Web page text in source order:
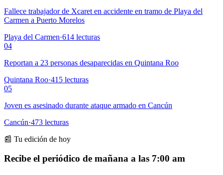
Fallece trabajador de Xcaret en accidente en tramo de Playa del
Carmen a Puerto Morelos
Playa del Carmen·614 lecturas
04
Reportan a 23 personas desaparecidas en Quintana Roo
Quintana Roo·415 lecturas
05
Joven es asesinado durante ataque armado en Cancún
Cancún·473 lecturas
📰 Tu edición de hoy
Recibe el periódico de mañana a las 7:00 am